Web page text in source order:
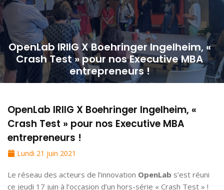
OpenLab IRIIG X Boehringer Ingelheim, «
Crash Test » pour nos Executive MBA
entrepreneurs !
OpenLab IRIIG X Boehringer Ingelheim, «
Crash Test » pour nos Executive MBA
entrepreneurs !
Lundi 21 juin 2021
Le réseau des acteurs de l’innovation OpenLab s’est réuni
ce jeudi 17 juin à l’occasion d’un hors-série « Crash Test » !